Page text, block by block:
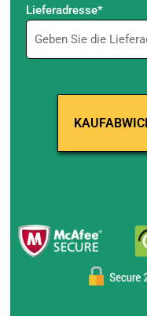
Lieferadresse*